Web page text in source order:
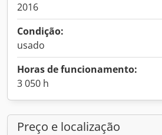
2016
Condição:
usado
Horas de funcionamento:
3 050 h
Preço e localização